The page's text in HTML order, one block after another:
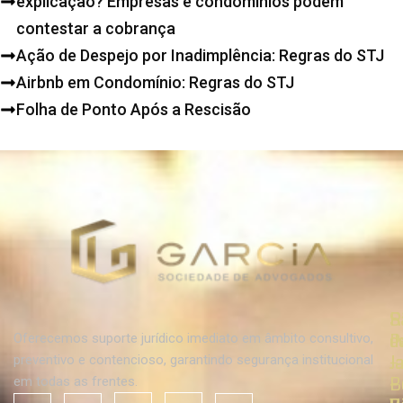
contestar a cobrança
Ação de Despejo por Inadimplência: Regras do STJ
Airbnb em Condomínio: Regras do STJ
Folha de Ponto Após a Rescisão
Oferecemos suporte jurídico imediato em âmbito consultivo,
preventivo e contencioso, garantindo segurança institucional
em todas as frentes.
–
–
–